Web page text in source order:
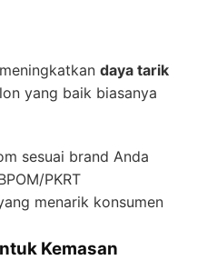
daya tarik
yang baik biasanya
sesuai brand Anda
PKRT
menarik konsumen
Kemasan